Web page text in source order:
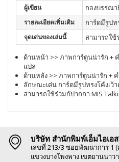
ผู้เขียน กองบรรณา
รายละเอียดเพิ่มเติม การ์ดมีรูปท
จุดเด่นของเล่มนี้ สามารถใช้
ด้านหน้า >> ภาพการ์ตูนน่ารัก +
แปล
ด้านหลัง >> ภาพการ์ตูนน่ารัก +
ลักษณะเด่น การ์ดมีรูปทรงโค้งเว้
สามารถใช้ร่วมกัปากกา MIS
บริษัท สำนักพิมพ์เอ็มไอเอ
เลขที่ 213/3 ซอยพัฒนาการ 1
แขวงบางโพงพาง เขตยานนาว